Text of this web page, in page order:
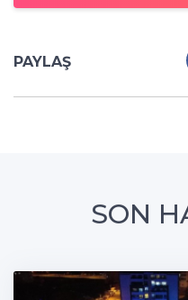
PAYLAŞ
SON